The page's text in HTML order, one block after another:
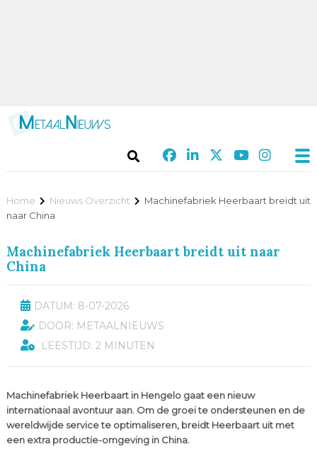
Home Nieuws Overzicht
Machinefabriek Heerbaart breidt uit
naar China
Machinefabriek Heerbaart breidt uit naar
China
DATUM: 8-07-2026
DOOR: METAALNIEUWS
LEESTIJD: 2 MINUTEN
Machinefabriek Heerbaart in Hengelo gaat een nieuw
internationaal avontuur aan. Om de groei te ondersteunen en de
wereldwijde service te optimaliseren, breidt Heerbaart uit met
een extra productie-omgeving in China.